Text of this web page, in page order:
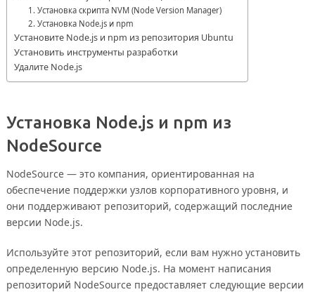
1. Установка скрипта NVM (Node Version Manager)
2. Установка Node.js и npm
Установите Node.js и npm из репозитория Ubuntu
Установить инструменты разработки
Удалите Node.js
Установка Node.js и npm из
NodeSource
NodeSource — это компания, ориентированная на
обеспечение поддержки узлов корпоративного уровня, и
они поддерживают репозиторий, содержащий последние
версии Node.js.
Используйте этот репозиторий, если вам нужно установить
определенную версию Node.js. На момент написания
репозиторий NodeSource предоставляет следующие версии